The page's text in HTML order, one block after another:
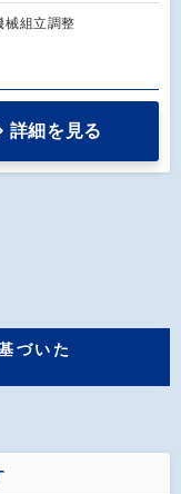
械組立調整
詳細を見る
づいた